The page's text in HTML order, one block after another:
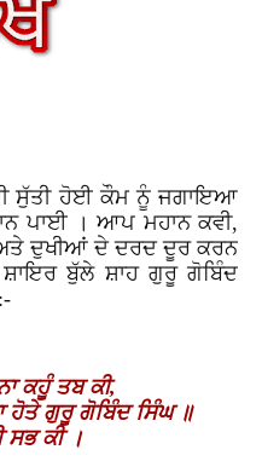
ਸੁੱਤੀ ਹੋਈ ਕੌਮ ਨੂੰ ਜਗਾਇਆ
ਪਾਈ । ਆਪ ਮਹਾਨ ਕਵੀ,
ਦੁਖੀਆਂ ਦੇ ਦਰਦ ਦੂਰ ਕਰਨ
ਸ਼ਾਇਰ ਬੁੱਲੇ ਸ਼ਾਹ ਗੁਰੂ ਗੋਬਿੰਦ
ਕਹੂੰ ਤਬ ਕੀ,
ਹੋਤੇ ਗੁਰੂ ਗੋਬਿੰਦ ਸਿੰਘ ॥
ਸਭ ਕੀ ।